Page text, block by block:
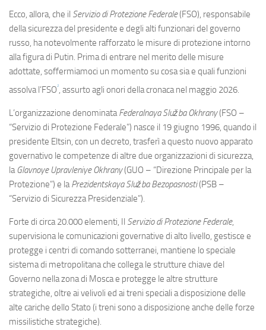
Ecco, allora, che il Servizio di Protezione Federale(FSO), responsabile
della sicurezza del presidente e degli alti funzionari del governo
russo, ha notevolmente rafforzato le misure di protezione intorno
alla figura di Putin. Prima di entrare nel merito delle misure
adottate, soffermiamoci un momento su cosa sia e quali funzioni
assolva l’FSO2, assurto agli onori della cronaca nel maggio 2026.
L’organizzazione denominataFederalnaya Služba Okhrany(FSO –
“Servizio di Protezione Federale”) nasce il 19 giugno 1996, quando il
presidente Eltsin, con un decreto, trasferì a questo nuovo apparato
governativo le competenze di altre due organizzazioni di sicurezza,
laGlavnoye Upravleniye Okhrany(GUO – “Direzione Principale per la
Protezione”) e laPrezidentskaya Služba Bezopasnosti(PSB –
“Servizio di Sicurezza Presidenziale”).
Forte di circa 20.000 elementi, Il Servizio di Protezione Federale,
supervisiona le comunicazioni governative di alto livello, gestisce e
protegge i centri di comando sotterranei, mantiene lo speciale
sistema di metropolitana che collega le strutture chiave del
Governo nella zona di Mosca e protegge le altre strutture
strategiche, oltre ai velivoli ed ai treni speciali a disposizione delle
alte cariche dello Stato (i treni sono a disposizione anche delle forze
missilistiche strategiche).